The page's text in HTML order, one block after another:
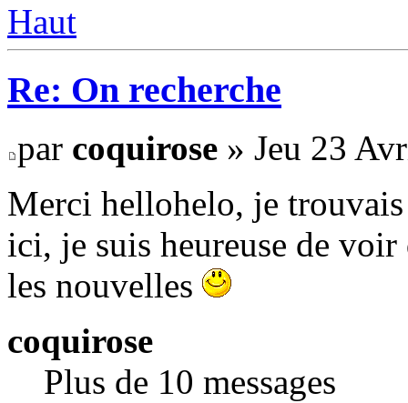
Haut
Re: On recherche
par coquirose » Jeu 23
Merci hellohelo, je trouvais
ici, je suis heureuse de
les nouvelles
coquirose
Plus de 10 messages